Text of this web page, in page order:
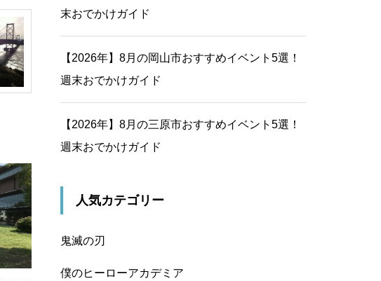
末おでかけガイド
【2026年】8月の岡山市おすすめイベント5選！
週末おでかけガイド
【2026年】8月の三原市おすすめイベント5選！
週末おでかけガイド
人気カテゴリー
鬼滅の刃
僕のヒーローアカデミア